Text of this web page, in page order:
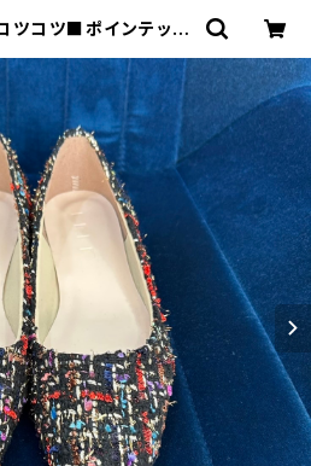
コツ■ポインテッド
| raquel